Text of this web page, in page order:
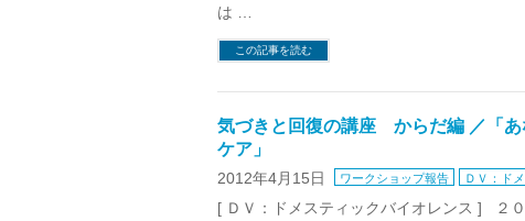
は …
この記事を読む
気づきと回復の講座 からだ編 ／「
ケア」
2012年4月15日 ワークショップ報告 ＤＶ：ド
[ ＤＶ：ドメスティックバイオレンス ] ２